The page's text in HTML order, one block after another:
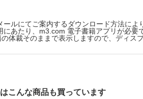
自分で更衣できる高齢者にも介
食品の持ち込みや取り置きが禁
医療者の意向で退院後のサービ
いる
体拘束が継続されていることに，誰も疑問
からと薬で眠らせたけれど，これって薬物
まっているのに…
とを強制できるの？
齢者に声もかけずに処置やケアをしてしま
ルにてご案内するダウンロード方法によ
あたり、m3.com 電子書籍アプリが必要
体裁そのままで表示しますので、ディス
こんな商品も買っています